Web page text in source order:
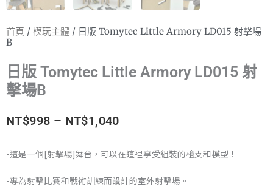
首頁 / 模玩主體 / 日版 Tomytec Little Armory LD015 射擊場
B
日版 Tomytec Little Armory LD015 射
擊場B
NT$998 – NT$1,040價
-這是一個[射擊場]舞台，可以在這裡享受組裝的槍支和模型！
-專為射擊比賽和戰術訓練而設計的室外射擊場。